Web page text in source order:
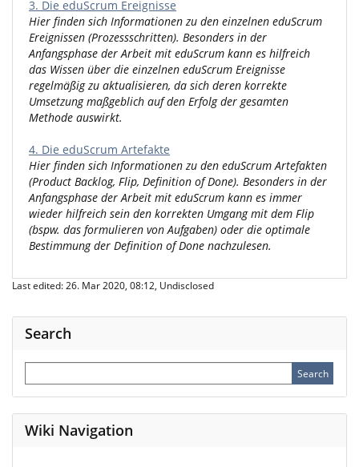
3. Die eduScrum Ereignisse
Hier finden sich Informationen zu den einzelnen eduScrum
Ereignissen (Prozessschritten). Besonders in der
Anfangsphase der Arbeit mit eduScrum kann es hilfreich
das Wissen über die einzelnen eduScrum Ereignisse
regelmäßig zu aktualisieren, da sich deren korrekte
Umsetzung maßgeblich auf den Erfolg der gesamten
Methode auswirkt.
4. Die eduScrum Artefakte
Hier finden sich Informationen zu den eduScrum Artefakten
(Product Backlog, Flip, Definition of Done). Besonders in der
Anfangsphase der Arbeit mit eduScrum kann es immer
wieder hilfreich sein den korrekten Umgang mit dem Flip
(bspw. das formulieren von Aufgaben) oder die optimale
Bestimmung der Definition of Done nachzulesen.
Last edited: 26. Mar 2020, 08:12, Undisclosed
Search
Wiki Navigation